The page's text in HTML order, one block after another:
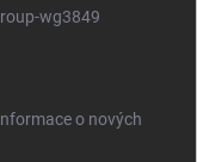
wg3849
o nových